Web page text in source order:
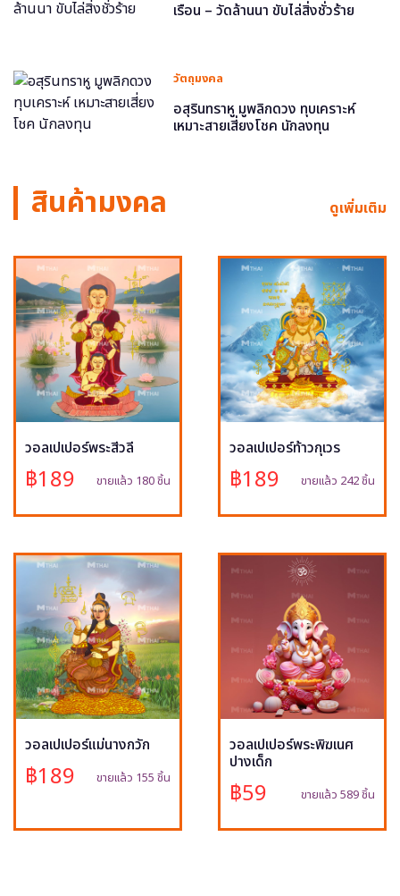
เรือน – วัดล้านนา ขับไล่สิ่งชั่วร้าย
วัตถุมงคล
อสุรินทราหู มูพลิกดวง ทุบเคราะห์
เหมาะสายเสี่ยงโชค นักลงทุน
สินค้ามงคล ดูเพิ่มเติม
วอลเปเปอร์พระสีวลี
฿189 ขายแล้ว 180 ชิ้น
วอลเปเปอร์ท้าวกุเวร
฿189 ขายแล้ว 242 ชิ้น
วอลเปเปอร์แม่นางกวัก
฿189 ขายแล้ว 155 ชิ้น
วอลเปเปอร์พระพิฆเนศ
ปางเด็ก
฿59 ขายแล้ว 589 ชิ้น